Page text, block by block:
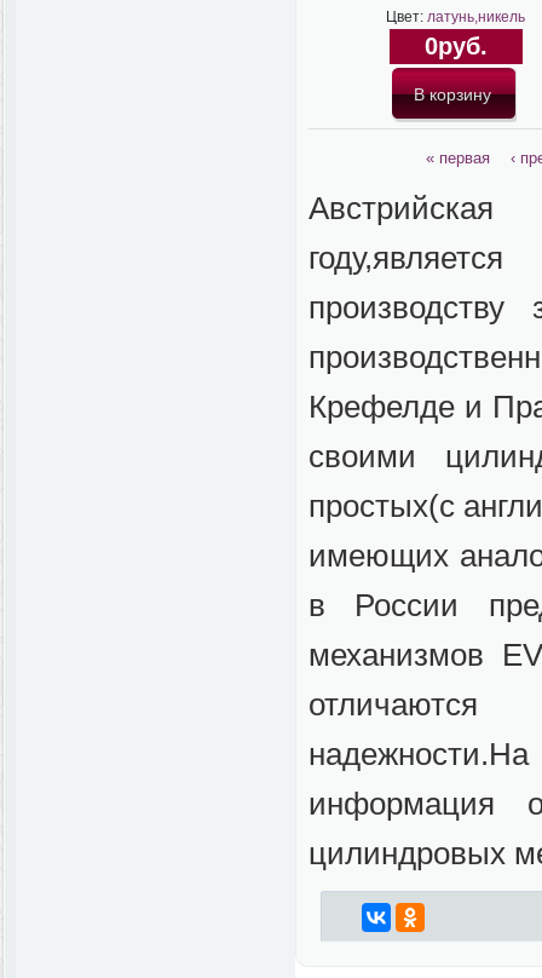
Цвет: латунь,никель
0руб.
« первая ‹
Крефелде и
своими
простых(с
имеющих
в России
механизмов
информация
цилиндровых